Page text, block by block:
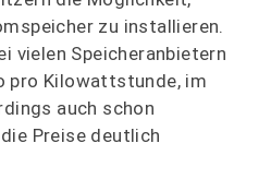
zu installieren.
vielen Speicheranbietern
pro Kilowattstunde, im
auch schon
Preise deutlich